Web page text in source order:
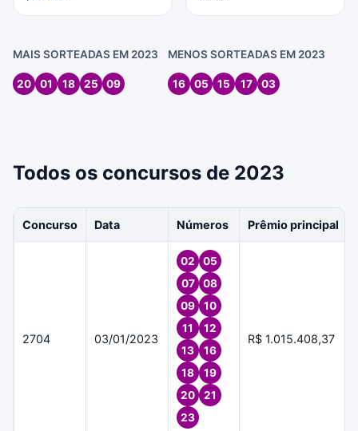
MAIS SORTEADAS EM 2023
20 01 18 25 09
MENOS SORTEADAS EM 2023
16 05 15 17 03
Todos os concursos de 2023
Concurso Data Números Prêmio principal
2704 03/01/2023
02
05
07
08
09
10
11
12
13
16
18
19
20
21
23
R$ 1.015.408,37